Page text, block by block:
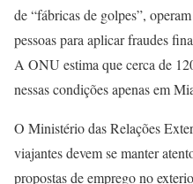
de “fábricas de golpes”,
pessoas para aplicar fraudes
A ONU estima que cerca de
nessas condições apenas em
O Ministério das Relações
viajantes devem se manter
propostas de emprego no